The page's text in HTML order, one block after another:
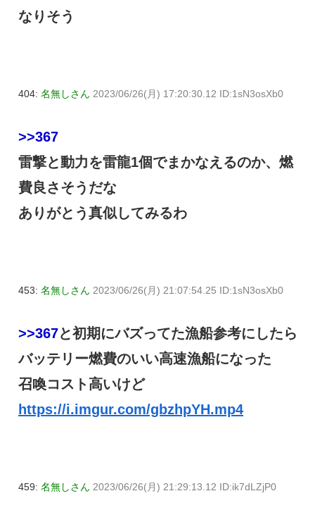
なりそう
404: 名無しさん 2023/06/26(月) 17:20:30.12 ID:1sN3osXb0
>>367
雷撃と動力を雷龍1個でまかなえるのか、燃
費良さそうだな
ありがとう真似してみるわ
453: 名無しさん 2023/06/26(月) 21:07:54.25 ID:1sN3osXb0
>>367と初期にバズってた漁船参考にしたら
バッテリー燃費のいい高速漁船になった
召喚コスト高いけど
https://i.imgur.com/gbzhpYH.mp4
459: 名無しさん 2023/06/26(月) 21:29:13.12 ID:ik7dLZjP0